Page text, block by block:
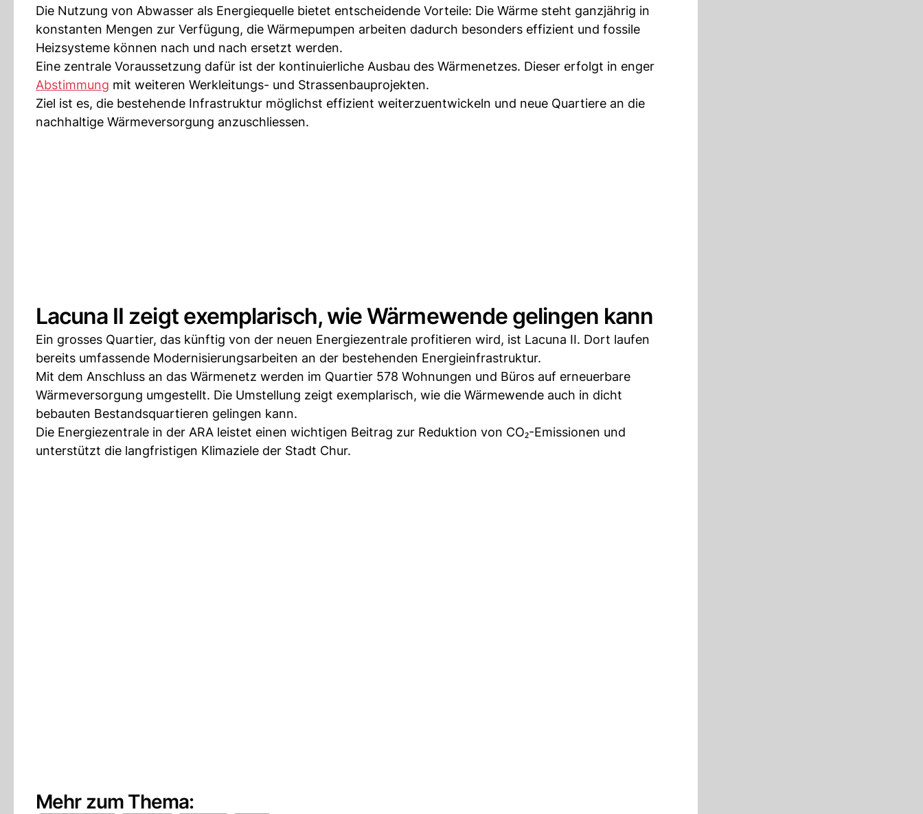
Die Nutzung von Abwasser als Energiequelle bietet entscheidende Vorteile: Die Wärme steht ganzjährig in
konstanten Mengen zur Verfügung, die Wärmepumpen arbeiten dadurch besonders effizient und fossile
Heizsysteme können nach und nach ersetzt werden.
Eine zentrale Voraussetzung dafür ist der kontinuierliche Ausbau des Wärmenetzes. Dieser erfolgt in enger
Abstimmung mit weiteren Werkleitungs- und Strassenbauprojekten.
Ziel ist es, die bestehende Infrastruktur möglichst effizient weiterzuentwickeln und neue Quartiere an die
nachhaltige Wärmeversorgung anzuschliessen.
Lacuna II zeigt exemplarisch, wie Wärmewende gelingen kann
Ein grosses Quartier, das künftig von der neuen Energiezentrale profitieren wird, ist Lacuna II. Dort laufen
bereits umfassende Modernisierungsarbeiten an der bestehenden Energieinfrastruktur.
Mit dem Anschluss an das Wärmenetz werden im Quartier 578 Wohnungen und Büros auf erneuerbare
Wärmeversorgung umgestellt. Die Umstellung zeigt exemplarisch, wie die Wärmewende auch in dicht
bebauten Bestandsquartieren gelingen kann.
Die Energiezentrale in der ARA leistet einen wichtigen Beitrag zur Reduktion von CO₂-Emissionen und
unterstützt die langfristigen Klimaziele der Stadt Chur.
Mehr zum Thema: